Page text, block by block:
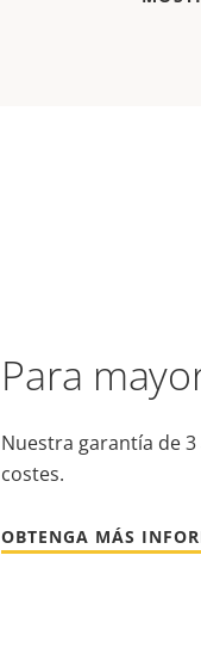
Para
Nuestra garantía de
costes.
OBTENGA MÁS